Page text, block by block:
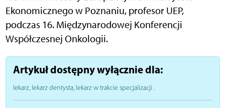
Ekonomicznego w Poznaniu, profesor UEP,
podczas 16. Międzynarodowej Konferencji
Współczesnej Onkologii.
Artykuł dostępny wyłącznie dla:
lekarz, lekarz dentysta, lekarz w trakcie specjalizacji .